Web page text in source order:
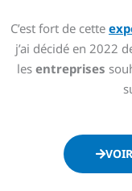
C’est fort de cette
j’ai décidé en 2022
les entreprises